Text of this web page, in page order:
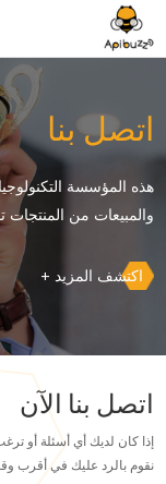
اتصل بنا
هذه المؤسسة
والمبيعات من المنتجات
اكتشف المزيد +
اتصل بنا الآن
إذا كان لديك أي أسئلة أو
نقوم بالرد عليك في أقرب